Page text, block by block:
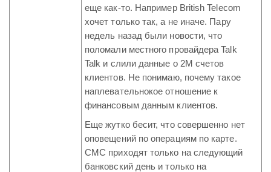
еще как-то. Например British Telecom
хочет только так, а не иначе. Пару
недель назад были новости, что
поломали местного провайдера Talk
Talk и слили данные о 2М счетов
клиентов. Не понимаю, почему такое
наплевательнокое отношение к
финансовым данным клиентов.
Еще жутко бесит, что совершенно нет
оповещений по операциям по карте.
СМС приходят только на следующий
банковский день и только на